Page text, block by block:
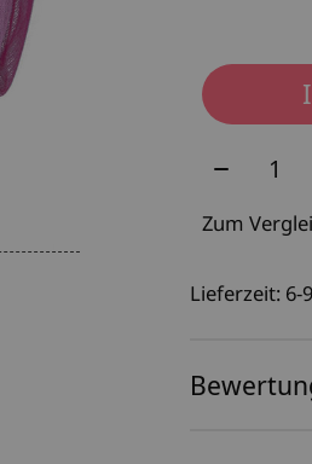
Menge:
Zum
Lieferzeit: 6-